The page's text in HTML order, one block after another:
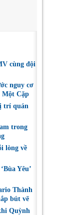
cùng đội
nguy cơ
Một Cặp
trí quán
trong
lòng về
Yêu’
Thành
bút vẽ
Quỳnh